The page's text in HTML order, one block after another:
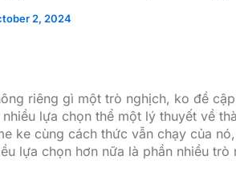
2, 2024
riêng gì một trò nghịch, ko đề
lựa chọn thể một lý thuyết về
ke cùng cách thức vẫn chạy của
lựa chọn hơn nữa là phần nhiều